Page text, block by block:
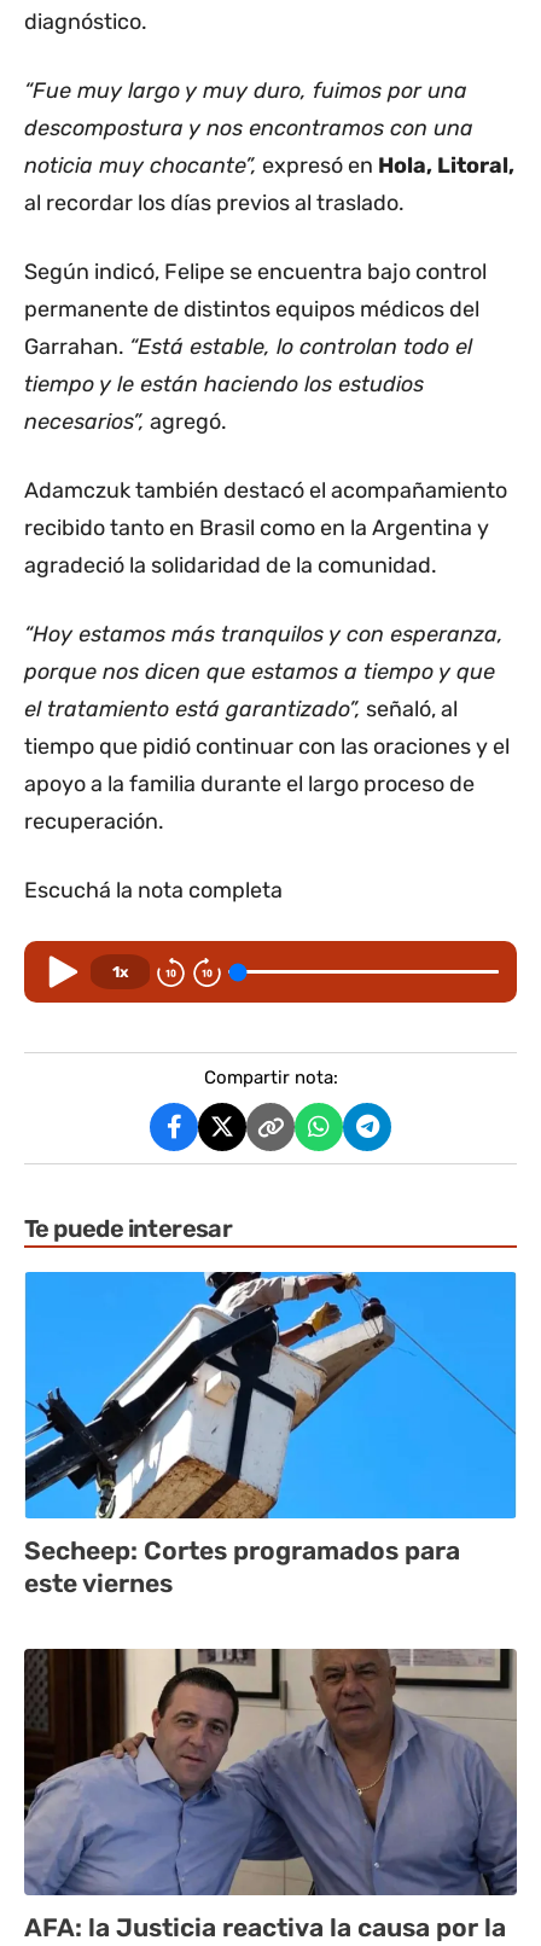
diagnóstico.
“Fue muy largo y muy duro, fuimos por una
descompostura y nos encontramos con una
noticia muy chocante”, expresó en Hola, Litoral,
al recordar los días previos al traslado.
Según indicó, Felipe se encuentra bajo control
permanente de distintos equipos médicos del
Garrahan. “Está estable, lo controlan todo el
tiempo y le están haciendo los estudios
necesarios”, agregó.
Adamczuk también destacó el acompañamiento
recibido tanto en Brasil como en la Argentina y
agradeció la solidaridad de la comunidad.
“Hoy estamos más tranquilos y con esperanza,
porque nos dicen que estamos a tiempo y que
el tratamiento está garantizado”, señaló, al
tiempo que pidió continuar con las oraciones y el
apoyo a la familia durante el largo proceso de
recuperación.
Escuchá la nota completa
1x
Compartir nota:
Te puede interesar
Secheep: Cortes programados para
este viernes
AFA: la Justicia reactiva la causa por la